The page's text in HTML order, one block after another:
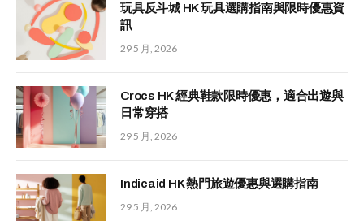
玩具反斗城 HK 玩具選購指南與限時優惠資
訊
29 5 月, 2026
Crocs HK 經典鞋款限時優惠，適合出遊與
日常穿搭
29 5 月, 2026
Indicaid HK 熱門旅遊優惠與選購指南
29 5 月, 2026